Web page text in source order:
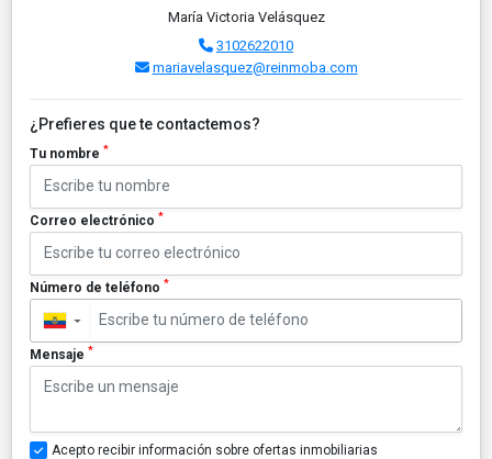
María Victoria Velásquez
3102622010
mariavelasquez@reinmoba.com
¿Prefieres que te contactemos?
Tu nombre *
Correo electrónico *
Número de teléfono *
▼
Mensaje *
Acepto recibir información sobre ofertas inmobiliarias